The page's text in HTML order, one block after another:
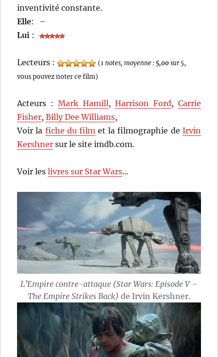
inventivité constante.
Elle:
–
Lui :
Lecteurs : (1 notes, moyenne : 5,00sur 5,
vous pouvez noter ce film)
Acteurs : Mark Hamill,Harrison Ford, Carrie
Fisher,Billy Dee Williams,
Voir la fiche du filmet la filmographie de Irvin
Kershner sur le site imdb.com.
Voir leslivres sur Star Wars…
L’Empire contre-attaque (Star Wars: Episode V –
The Empire Strikes Back) de Irvin Kershner.